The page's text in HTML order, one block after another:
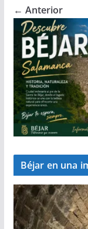
← Anterior
Béjar en una